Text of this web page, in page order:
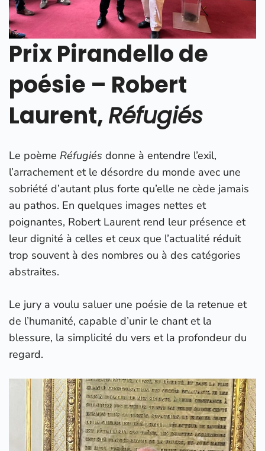
Prix Pirandello de
poésie – Robert
Laurent,Réfugiés
Le poème Réfugiés donne à entendre l’exil,
l’arrachement et le désordre du monde avec une
sobriété d’autant plus forte qu’elle ne cède jamais
au pathos. En quelques images nettes et
poignantes, Robert Laurent rend leur présence et
leur dignité à celles et ceux que l’actualité réduit
trop souvent à des nombres ou à des catégories
abstraites.
Le jury a voulu saluer une poésie de la retenue et
de l’humanité, capable d’unir le chant et la
blessure, la simplicité du vers et la profondeur du
regard.